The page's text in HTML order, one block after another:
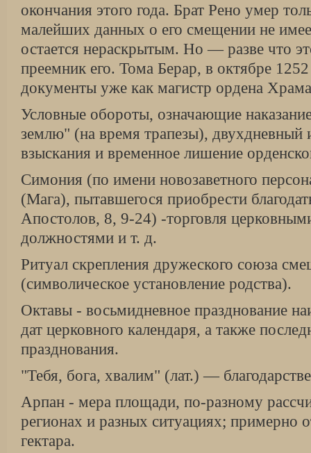
окончания этого года. Брат Рено умер
малейших данных о его смещении не
остается нераскрытым. Но — разве что
преемник его. Тома Берар, в октябре
документы уже как магистр ордена
Условные обороты, означающие
землю" (на время трапезы), двухдневный
взыскания и временное лишение
Симония (по имени новозаветного
(Мага), пытавшегося приобрести
Апостолов, 8, 9-24) -торговля
должностями и т. д.
Ритуал скрепления дружеского союза
(символическое установление родства).
Октавы - восьмидневное празднование
дат церковного календаря, а также
празднования.
"Тебя, бога, хвалим" (лат.) —
Арпан - мера площади, по-разному
регионах и разных ситуациях; примерно
гектара.